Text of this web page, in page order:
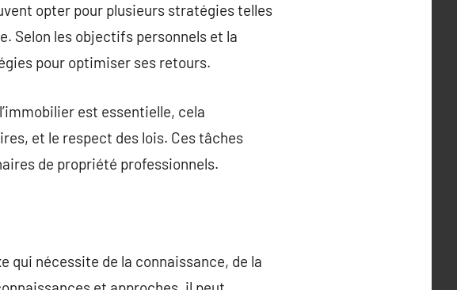
opter pour plusieurs stratégies telles
Selon les objectifs personnels et la
pour optimiser ses retours.
est essentielle, cela
et le respect des lois. Ces tâches
de propriété professionnels.
qui nécessite de la connaissance, de la